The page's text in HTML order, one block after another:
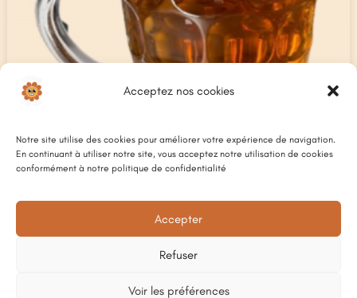
Acceptez nos cookies
Notre site utilise des cookies pour améliorer votre expérience de navigation.
En continuant à utiliser notre site, vous acceptez notre utilisation de cookies
conformément à notre politique de confidentialité
Accepter
Refuser
Voir les préférences
3,50€ – 6€Plage